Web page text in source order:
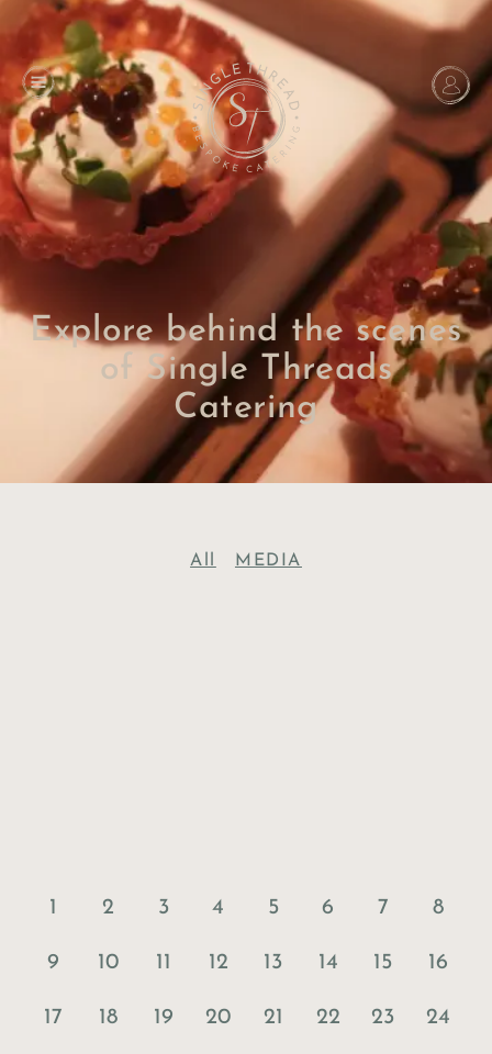
Explore behind the scenes
of Single Threads
Catering
All MEDIA
1 2 3 4 5 6 7 8
9 10 11 12 13 14 15 16
17 18 19 20 21 22 23 24